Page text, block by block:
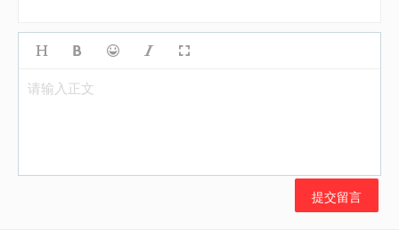
请输入正文
提交留言